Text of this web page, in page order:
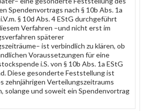
Spendenvortrags nach § 10b Abs. 1a
§ 10d Abs. 4 EStG durchgeführt
Verfahren –und nicht erst im
späterer
ist verbindlich zu klären, ob
Voraussetzungen für eine
i.S. von § 10b Abs. 1a EStG
Diese gesonderte Feststellung ist
zehnjährigen Verteilungszeitraums
solange und soweit ein Spendenvortrag